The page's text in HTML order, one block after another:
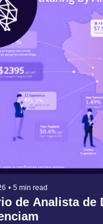
• 5 min read
de Analista de